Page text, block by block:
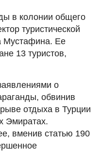
в колонии общего
туристической
Мустафина. Ее
13 туристов,
о
обвинив
отдыха в Турции
Эмиратах.
вменив статью 190